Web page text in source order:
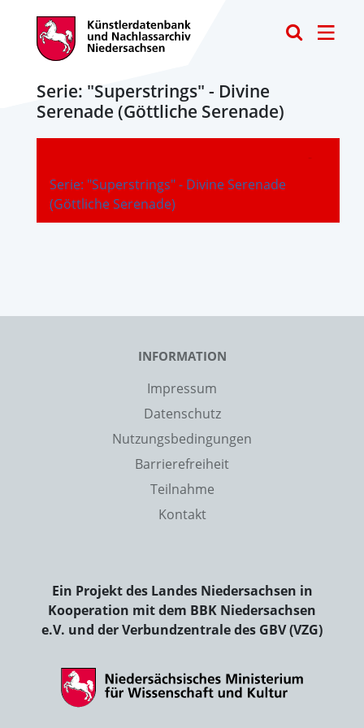
Serie: "Superstrings" - Divine
Serenade (Göttliche Serenade)
Serie: "Superstrings" - Divine Serenade
(Göttliche Serenade)
-
INFORMATION
Impressum
Datenschutz
Nutzungsbedingungen
Barrierefreiheit
Teilnahme
Kontakt
Ein Projekt des Landes Niedersachsen in
Kooperation mit dem BBK Niedersachsen
e.V. und der Verbundzentrale des GBV (VZG)